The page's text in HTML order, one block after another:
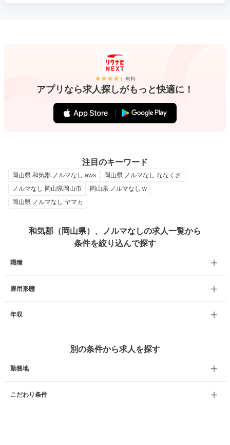
無料
アプリなら求人探しがもっと快適に！
注目のキーワード
岡山県 和気郡 ノルマなし aws
岡山県 ノルマなし ななくさ
ノルマなし 岡山県岡山市
岡山県 ノルマなし w
岡山県 ノルマなし ヤマカ
和気郡（岡山県）、ノルマなしの求人一覧から
条件を絞り込んで探す
職種
雇用形態
年収
別の条件から求人を探す
勤務地
こだわり条件